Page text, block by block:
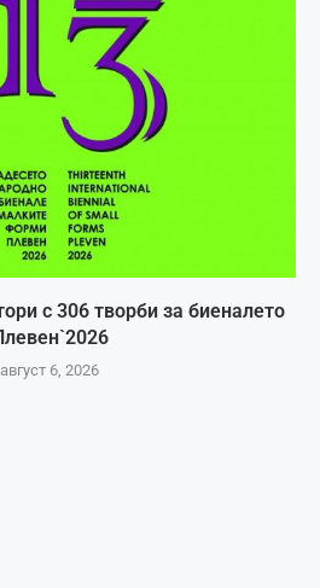
с 306 творби за биеналето
август 6, 2026